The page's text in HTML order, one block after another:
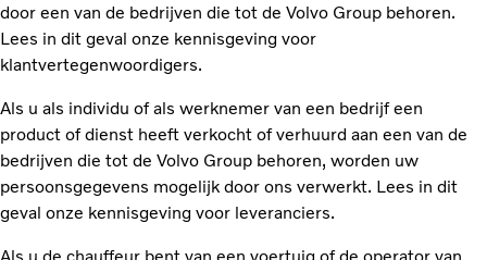
door een van de bedrijven die tot de Volvo Group behoren.
Lees in dit geval onze kennisgeving voor
klantvertegenwoordigers.
Als u als individu of als werknemer van een bedrijf een
product of dienst heeft verkocht of verhuurd aan een van de
bedrijven die tot de Volvo Group behoren, worden uw
persoonsgegevens mogelijk door ons verwerkt. Lees in dit
geval onze kennisgeving voor leveranciers.